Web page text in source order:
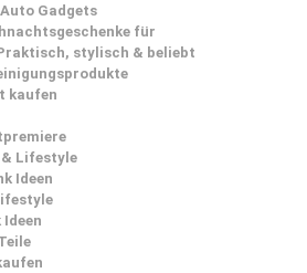
Gadgets
für
stylisch & beliebt
kaufen
& Lifestyle
Ideen
Ideen